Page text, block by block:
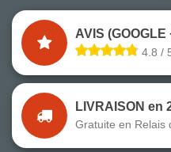
AVIS (GOOGLE
4.8 /
LIVRAISON en
Gratuite en Relais